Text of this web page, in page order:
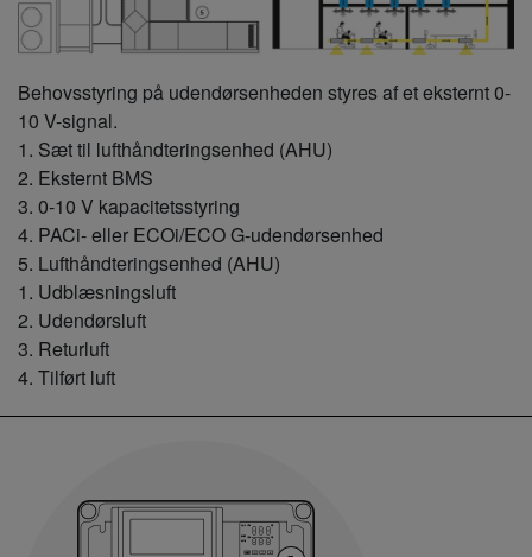
Behovsstyring på udendørsenheden styres af et eksternt 0-
10 V-signal.
1. Sæt til lufthåndteringsenhed (AHU)
2. Eksternt BMS
3. 0-10 V kapacitetsstyring
4. PACi- eller ECOi/ECO G-udendørsenhed
5. Lufthåndteringsenhed (AHU)
1. Udblæsningsluft
2. Udendørsluft
3. Returluft
4. Tilført luft